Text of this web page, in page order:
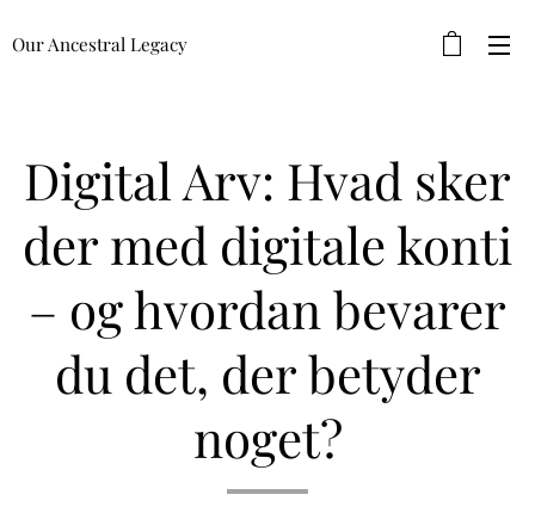
Our Ancestral Legacy
Digital Arv: Hvad sker
der med digitale konti
– og hvordan bevarer
du det, der betyder
noget?